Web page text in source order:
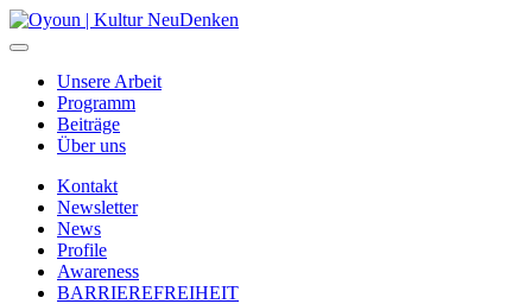
Unsere Arbeit
Programm
Beiträge
Über uns
Kontakt
Newsletter
News
Profile
Awareness
BARRIEREFREIHEIT